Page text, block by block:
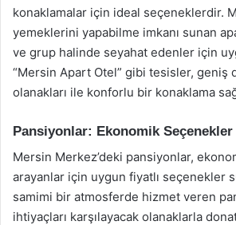
konaklamalar için ideal seçeneklerdir.
yemeklerini yapabilme imkanı sunan
ve grup halinde seyahat edenler için
“Mersin Apart Otel” gibi tesisler, geniş
olanakları ile konforlu bir konaklama
Pansiyonlar: Ekonomik Seçenekler
Mersin Merkez’deki pansiyonlar,
arayanlar için uygun fiyatlı seçenekler
samimi bir atmosferde hizmet veren
ihtiyaçları karşılayacak olanaklarla